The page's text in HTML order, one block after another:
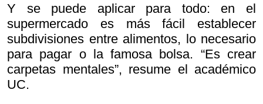
Y se puede aplicar para todo: en el
supermercado es más fácil establecer
subdivisiones entre alimentos, lo necesario
para pagar o la famosa bolsa. “Es crear
carpetas mentales”, resume el académico
UC.